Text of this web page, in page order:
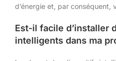
d’énergie et, par conséquent,
Est-il facile d’installer
intelligents dans ma